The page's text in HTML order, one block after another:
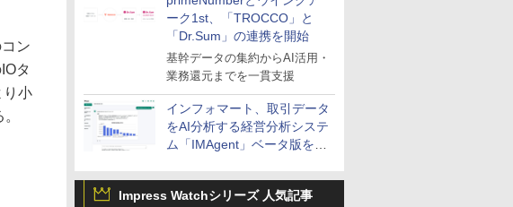
ーク1st、「TROCCO」と
「Dr.Sum」の連携を開始
基幹データの集約からAI活用・
業務還元までを一貫支援
インフォマート、取引データ
をAI分析する経営分析システ
ム「IMAgent」ベータ版を提
Impress Watchシリーズ 人気記事
ン
タ
り小